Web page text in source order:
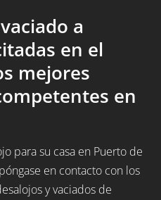
a
en el
mejores
en
para su casa en Puerto de
en contacto con los
y vaciados de